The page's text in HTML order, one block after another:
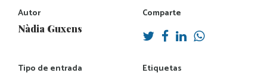
Autor
Nàdia Guxens
Comparte
Tipo de entrada Etiquetas